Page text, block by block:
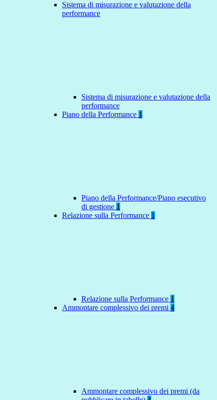
Sistema di misurazione e valutazione della
performance
Sistema di misurazione e valutazione della
performance
Piano della Performance 1
Piano della Performance/Piano esecutivo
di gestione 1
Relazione sulla Performance 1
Relazione sulla Performance 1
Ammontare complessivo dei premi 4
Ammontare complessivo dei premi (da